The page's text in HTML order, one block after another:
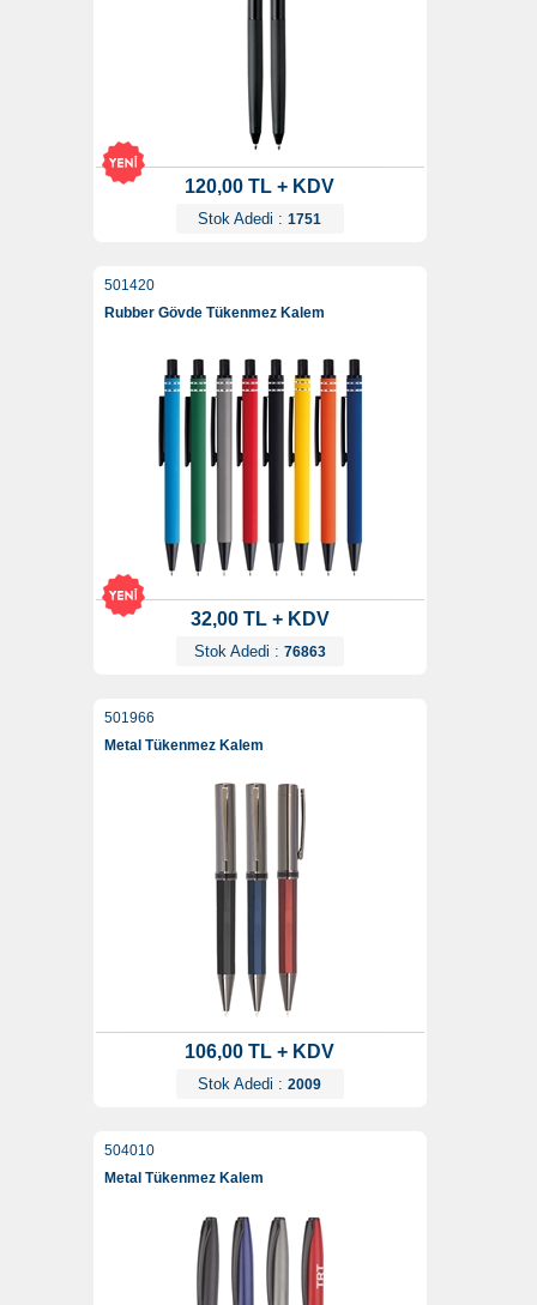
120,00 TL + KDV
Stok Adedi : 1751
501420
Rubber Gövde Tükenmez Kalem
32,00 TL + KDV
Stok Adedi : 76863
501966
Metal Tükenmez Kalem
106,00 TL + KDV
Stok Adedi : 2009
504010
Metal Tükenmez Kalem